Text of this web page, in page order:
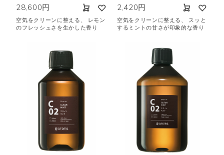
28,600円
空気をクリーンに整える、 レモン
のフレッシュさを生かした香り
2,420円
空気をクリーンに整える、 スッと
するミントの甘さが印象的な香り